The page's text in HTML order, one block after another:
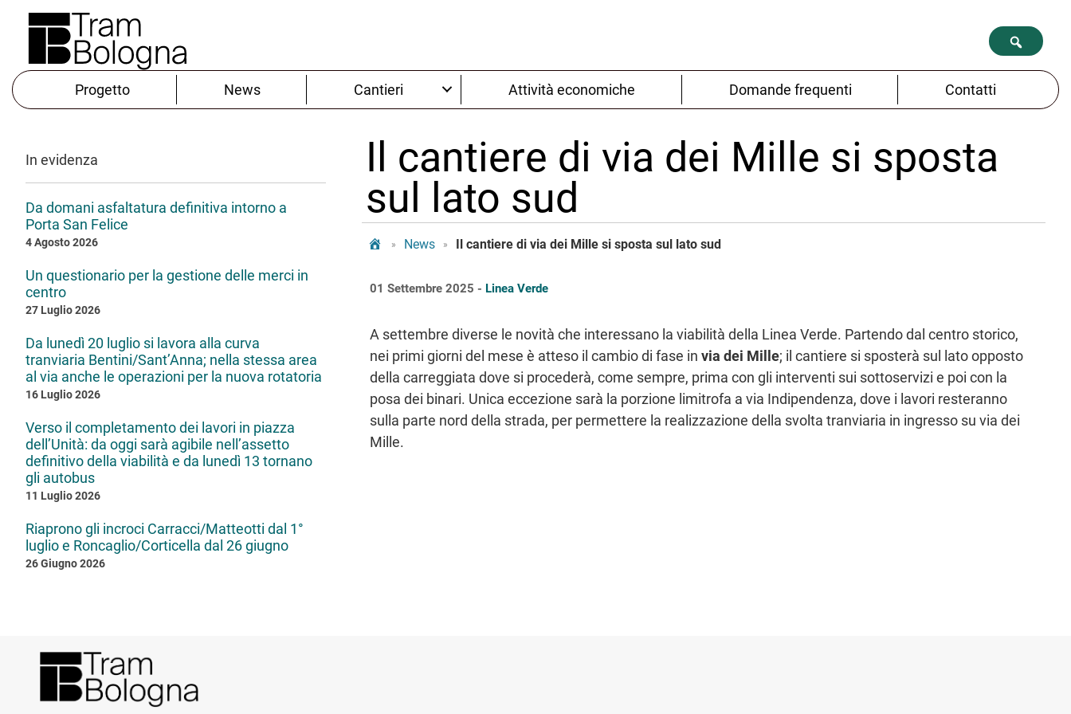
Progetto News Cantieri Attività economiche Domande frequenti Contatti
In evidenza
Da domani asfaltatura definitiva intorno a
Porta San Felice
4 Agosto 2026
Un questionario per la gestione delle merci in
centro
27 Luglio 2026
Da lunedì 20 luglio si lavora alla curva
tranviaria Bentini/Sant’Anna; nella stessa area
al via anche le operazioni per la nuova rotatoria
16 Luglio 2026
Verso il completamento dei lavori in piazza
dell’Unità: da oggi sarà agibile nell’assetto
definitivo della viabilità e da lunedì 13 tornano
gli autobus
11 Luglio 2026
Riaprono gli incroci Carracci/Matteotti dal 1°
luglio e Roncaglio/Corticella dal 26 giugno
26 Giugno 2026
Il cantiere di via dei Mille si sposta
sul lato sud
Tram Bologna
» News » Il cantiere di via dei Mille si sposta sul lato sud
01 Settembre 2025 - Linea Verde
A settembre diverse le novità che interessano la viabilità della Linea Verde. Partendo dal centro storico,
nei primi giorni del mese è atteso il cambio di fase invia dei Mille; il cantiere si sposterà sul lato opposto
della carreggiata dove si procederà, come sempre, prima con gli interventi sui sottoservizi e poi con la
posa dei binari. Unica eccezione sarà la porzione limitrofa a via Indipendenza, dove i lavori resteranno
sulla parte nord della strada, per permettere la realizzazione della svolta tranviaria in ingresso su via dei
Mille.